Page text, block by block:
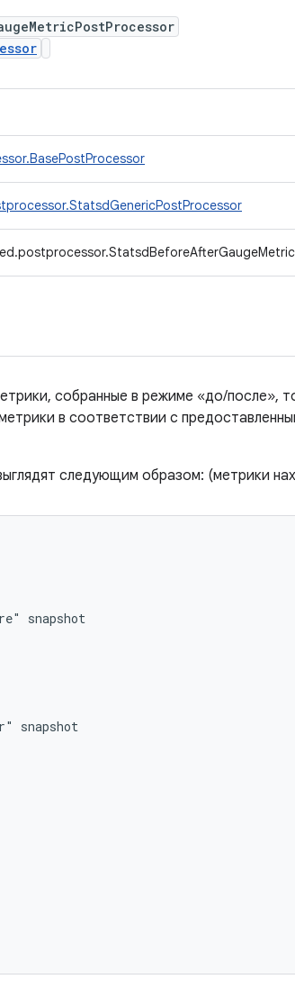
собранные в режиме «до/после»,
в соответствии с
следующим образом: (метрики
snapshot
snapshot